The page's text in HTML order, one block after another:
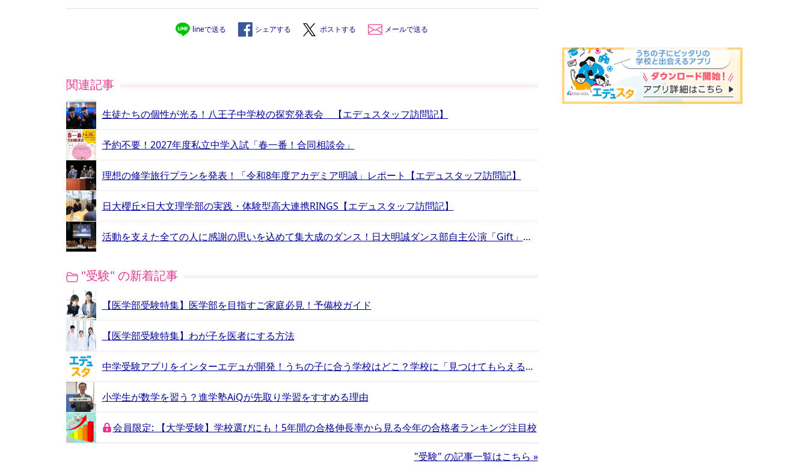
lineで送る シェアする ポストする メールで送る
関連記事
生徒たちの個性が光る！八王子中学校の探究発表会 【エデュスタッフ訪問記】
予約不要！2027年度私立中学入試「春一番！合同相談会」
理想の修学旅行プランを発表！「令和8年度アカデミア明誠」レポート【エデュスタッフ訪問記】
日大櫻丘×日大文理学部の実践・体験型高大連携RINGS【エデュスタッフ訪問記】
活動を支えた全ての人に感謝の思いを込めて集大成のダンス！日大明誠ダンス部自主公演「Gift」【エデュスタッフ訪問記】
"受験" の新着記事
【医学部受験特集】医学部を目指すご家庭必見！予備校ガイド
【医学部受験特集】わが子を医者にする方法
中学受験アプリをインターエデュが開発！うちの子に合う学校はどこ？学校に「見つけてもらえる」体験
小学生が数学を習う？進学塾AiQが先取り学習をすすめる理由
会員限定: 【大学受験】学校選びにも！5年間の合格伸長率から見る今年の合格者ランキング注目校
"受験" の記事一覧はこちら »